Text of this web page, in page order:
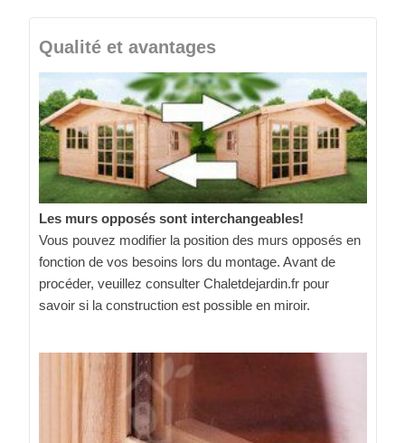
Qualité et avantages
Les murs opposés sont interchangeables!
Vous pouvez modifier la position des murs opposés en
fonction de vos besoins lors du montage. Avant de
procéder, veuillez consulter Chaletdejardin.fr pour
savoir si la construction est possible en miroir.